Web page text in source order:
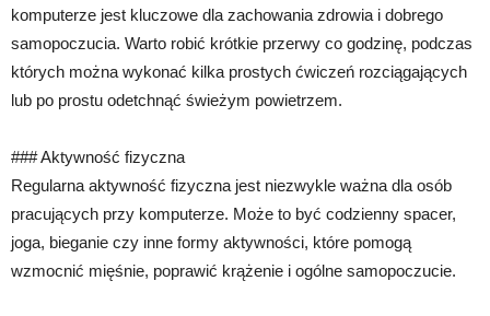
komputerze jest kluczowe dla zachowania zdrowia i dobrego
samopoczucia. Warto robić krótkie przerwy co godzinę, podczas
których można wykonać kilka prostych ćwiczeń rozciągających
lub po prostu odetchnąć świeżym powietrzem.
### Aktywność fizyczna
Regularna aktywność fizyczna jest niezwykle ważna dla osób
pracujących przy komputerze. Może to być codzienny spacer,
joga, bieganie czy inne formy aktywności, które pomogą
wzmocnić mięśnie, poprawić krążenie i ogólne samopoczucie.